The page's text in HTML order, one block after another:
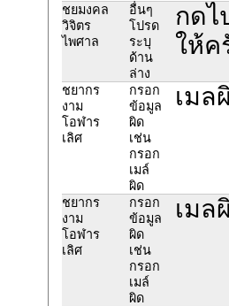
ชยมงคล
วิจิตร
ไพศาล
อื่นๆ
โปรด
ระบุ
ด้าน
ล่าง
กดไ
ให้ค
ชยากร
งาม
โอฬาร
เลิศ
กรอก
ข้อมูล
ผิด
เช่น
กรอก
เมล์
ผิด
เมล
ชยากร
งาม
โอฬาร
เลิศ
กรอก
ข้อมูล
ผิด
เช่น
กรอก
เมล์
ผิด
เมล